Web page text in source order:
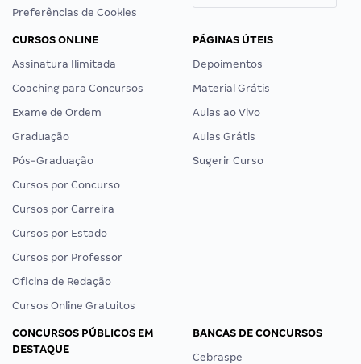
Preferências de Cookies
CURSOS ONLINE
Assinatura Ilimitada
Coaching para Concursos
Exame de Ordem
Graduação
Pós-Graduação
Cursos por Concurso
Cursos por Carreira
Cursos por Estado
Cursos por Professor
Oficina de Redação
Cursos Online Gratuitos
PÁGINAS ÚTEIS
Depoimentos
Material Grátis
Aulas ao Vivo
Aulas Grátis
Sugerir Curso
CONCURSOS PÚBLICOS EM
DESTAQUE
BANCAS DE CONCURSOS
Cebraspe